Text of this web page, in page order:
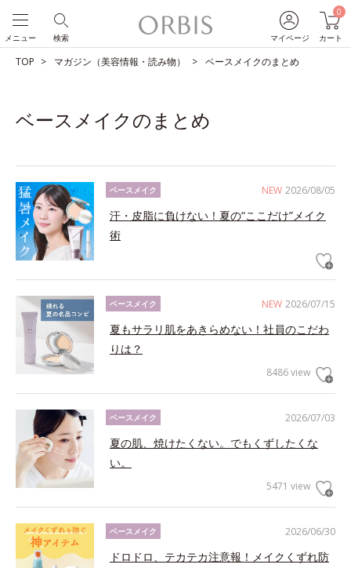
マイページ
0
カート
検索
メニュー
TOP マガジン（美容情報・読み物） ベースメイクのまとめ
ベースメイクのまとめ
NEW 2026/08/05
ベースメイク
汗・皮脂に負けない！夏の“ここだけ”メイク
術
NEW 2026/07/15
ベースメイク
夏もサラリ肌をあきらめない！社員のこだわ
りは？
8486 view
2026/07/03
ベースメイク
夏の肌、焼けたくない。でもくずしたくな
い。
5471 view
2026/06/30
ベースメイク
ドロドロ、テカテカ注意報！メイクくずれ防